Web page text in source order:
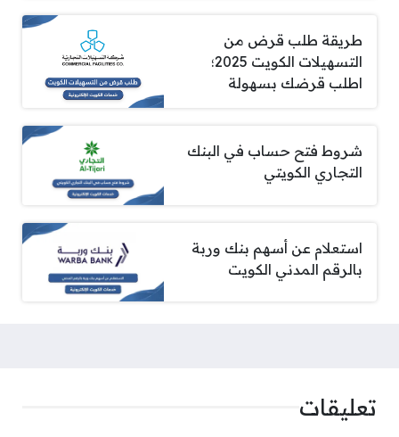
طريقة طلب قرض من
التسهيلات الكويت 2025؛
اطلب قرضك بسهولة
شروط فتح حساب في البنك
التجاري الكويتي
استعلام عن أسهم بنك وربة
بالرقم المدني الكويت
تعليقات